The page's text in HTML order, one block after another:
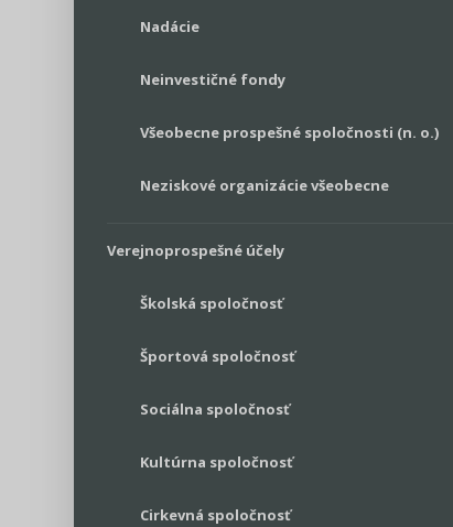
Nadácie
Neinvestičné fondy
Všeobecne prospešné spoločnosti (n. o.)
Neziskové organizácie všeobecne
Verejnoprospešné účely
Školská spoločnosť
Športová spoločnosť
Sociálna spoločnosť
Kultúrna spoločnosť
Cirkevná spoločnosť